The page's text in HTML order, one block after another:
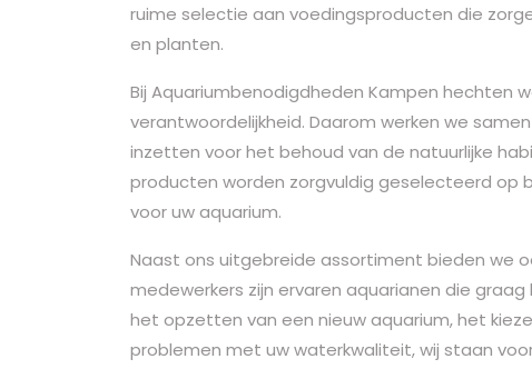
ruime selectie aan voedingsproducten die
en planten.
Bij Aquariumbenodigdheden Kampen hechten
verantwoordelijkheid. Daarom werken we
inzetten voor het behoud van de natuurlijke
producten worden zorgvuldig geselecteerd op
voor uw aquarium.
Naast ons uitgebreide assortiment bieden we
medewerkers zijn ervaren aquarianen die
het opzetten van een nieuw aquarium, het
problemen met uw waterkwaliteit, wij staan